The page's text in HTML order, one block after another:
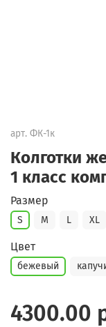
арт. ФК-1к
Колготки
1 класс
Размер
S M L XL
Цвет
бежевый
4300.00